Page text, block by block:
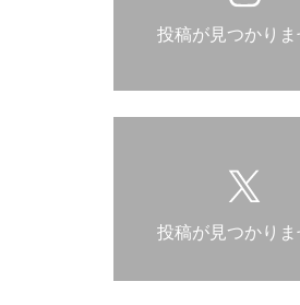
投稿が見つかり
投稿が見つかり